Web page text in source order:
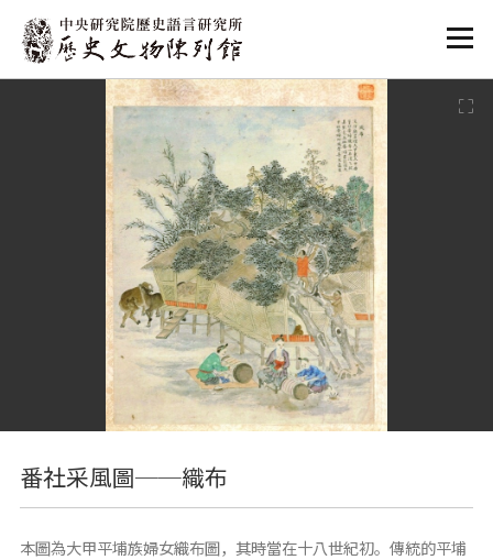
:::
番社采風圖──織布
本圖為大甲平埔族婦女織布圖，其時當在十八世紀初。傳統的平埔